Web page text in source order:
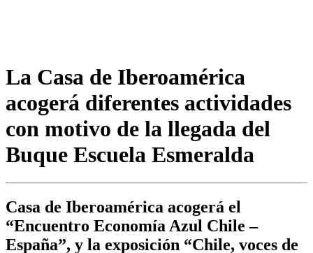
La Casa de Iberoamérica
acogerá diferentes actividades
con motivo de la llegada del
Buque Escuela Esmeralda
Casa de Iberoamérica acogerá el
“Encuentro Economía Azul Chile –
España”, y la exposición “Chile, voces de